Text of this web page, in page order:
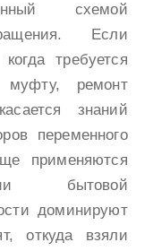
схемой
Если
требуется
муфту, ремонт
знаний
переменного
применяются
бытовой
доминируют
откуда взяли